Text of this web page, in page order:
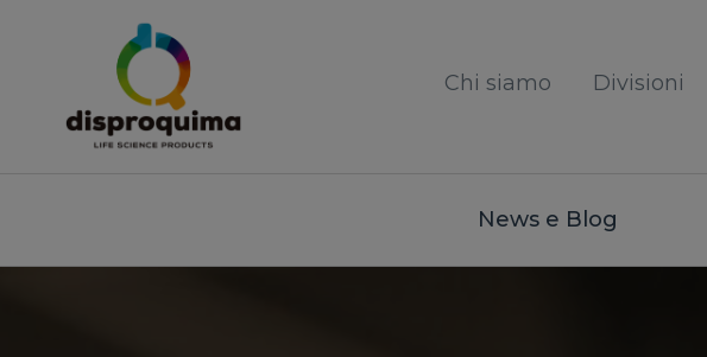
Chi siamo Divisioni
News e Blog